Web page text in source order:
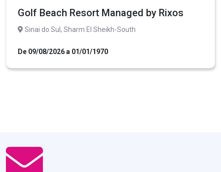
Golf Beach Resort Managed by Rixos
Sinai do Sul, Sharm El Sheikh-South
De 09/08/2026 a 01/01/1970